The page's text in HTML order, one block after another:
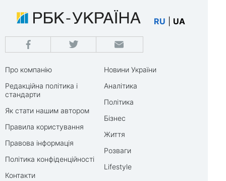
RU UA
Про компанію
Редакційна політика і
стандарти
Як стати нашим автором
Правила користування
Правова інформація
Політика конфіденційності
Контакти
Новини України
Аналітика
Політика
Бізнес
Життя
Розваги
Lifestyle